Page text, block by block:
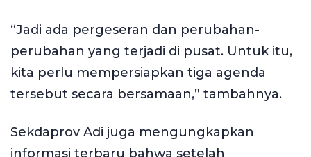
“Jadi ada pergeseran dan perubahan-
perubahan yang terjadi di pusat. Untuk itu,
kita perlu mempersiapkan tiga agenda
tersebut secara bersamaan,” tambahnya.
Sekdaprov Adi juga mengungkapkan
informasi terbaru bahwa setelah